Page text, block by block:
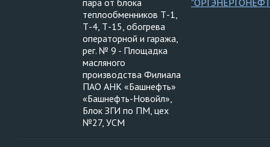
пара от блока
теплообменников Т-1,
Т-4, Т-15, обогрева
операторной и гаража,
рег. № 9 - Площадка
масляного
производства Филиала
ПАО АНК «Башнефть»
«Башнефть-Новойл»,
Блок ЗГИ по ПМ, цех
№27, УСМ